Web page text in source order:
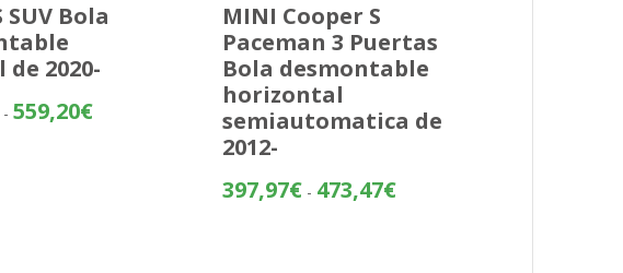
SUV Bola
2020-
- 559,20€Rango
MINI Cooper S
Paceman 3 Puertas
Bola desmontable
horizontal
semiautomatica de
2012-
397,97€ - 473,47€Rango